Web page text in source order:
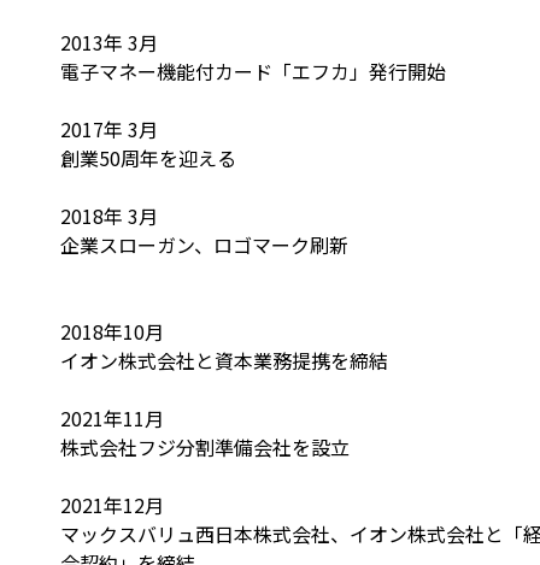
2013年 3月
電子マネー機能付カード「エフカ」発行開始
2017年 3月
創業50周年を迎える
2018年 3月
企業スローガン、ロゴマーク刷新
2018年10月
イオン株式会社と資本業務提携を締結
2021年11月
株式会社フジ分割準備会社を設立
2021年12月
マックスバリュ西日本株式会社、イオン株式会社と「